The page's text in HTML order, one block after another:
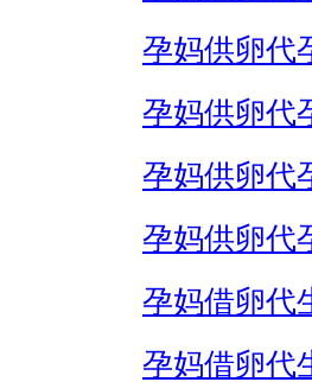
孕妈供卵代
孕妈供卵代
孕妈供卵代
孕妈供卵代
孕妈借卵代
孕妈借卵代